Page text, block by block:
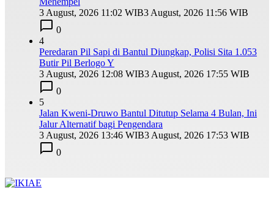
3 August, 2026 11:02 WIB3 August, 2026 11:56 WIB
0
4
Peredaran Pil Sapi di Bantul Diungkap, Polisi Sita 1.053
Butir Pil Berlogo Y
3 August, 2026 12:08 WIB3 August, 2026 17:55 WIB
0
5
Jalan Kweni-Druwo Bantul Ditutup Selama 4 Bulan, Ini
Jalur Alternatif bagi Pengendara
3 August, 2026 13:46 WIB3 August, 2026 17:53 WIB
0